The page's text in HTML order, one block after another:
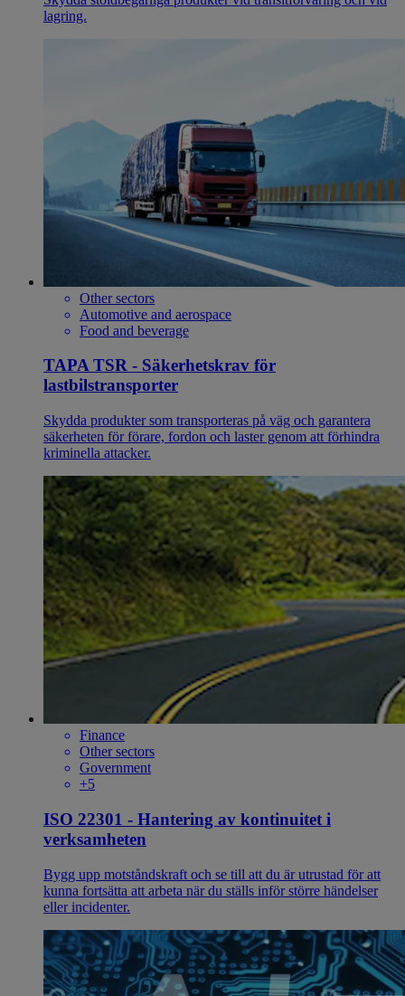
lagring.
Other sectors
Automotive and aerospace
Food and beverage
TAPA TSR - Säkerhetskrav för
lastbilstransporter
Skydda produkter som transporteras på väg och garantera
säkerheten för förare, fordon och laster genom att förhindra
kriminella attacker.
Finance
Other sectors
Government
+5
ISO 22301 - Hantering av kontinuitet i
verksamheten
Bygg upp motståndskraft och se till att du är utrustad för att
kunna fortsätta att arbeta när du ställs inför större händelser
eller incidenter.